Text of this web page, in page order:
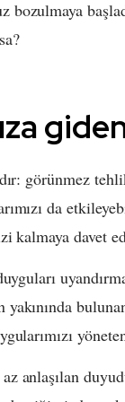
görünmez
da
kalmaya davet
anlaşılan